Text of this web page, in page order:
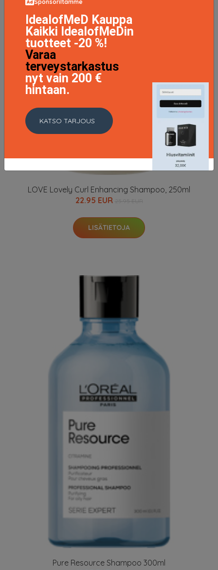
LOVE Lovely Curl Enhancing Shampoo, 250ml
22.95 EUR
LISÄTIETOJA
Pure Resource Shampoo 300ml
Sponsoriltamme
IdealofMeD Kauppa
Kaikki IdealofMeDin
tuotteet -20 %!
Varaa
terveystarkastus
nyt vain 200 €
hintaan.
KATSO TARJOUS